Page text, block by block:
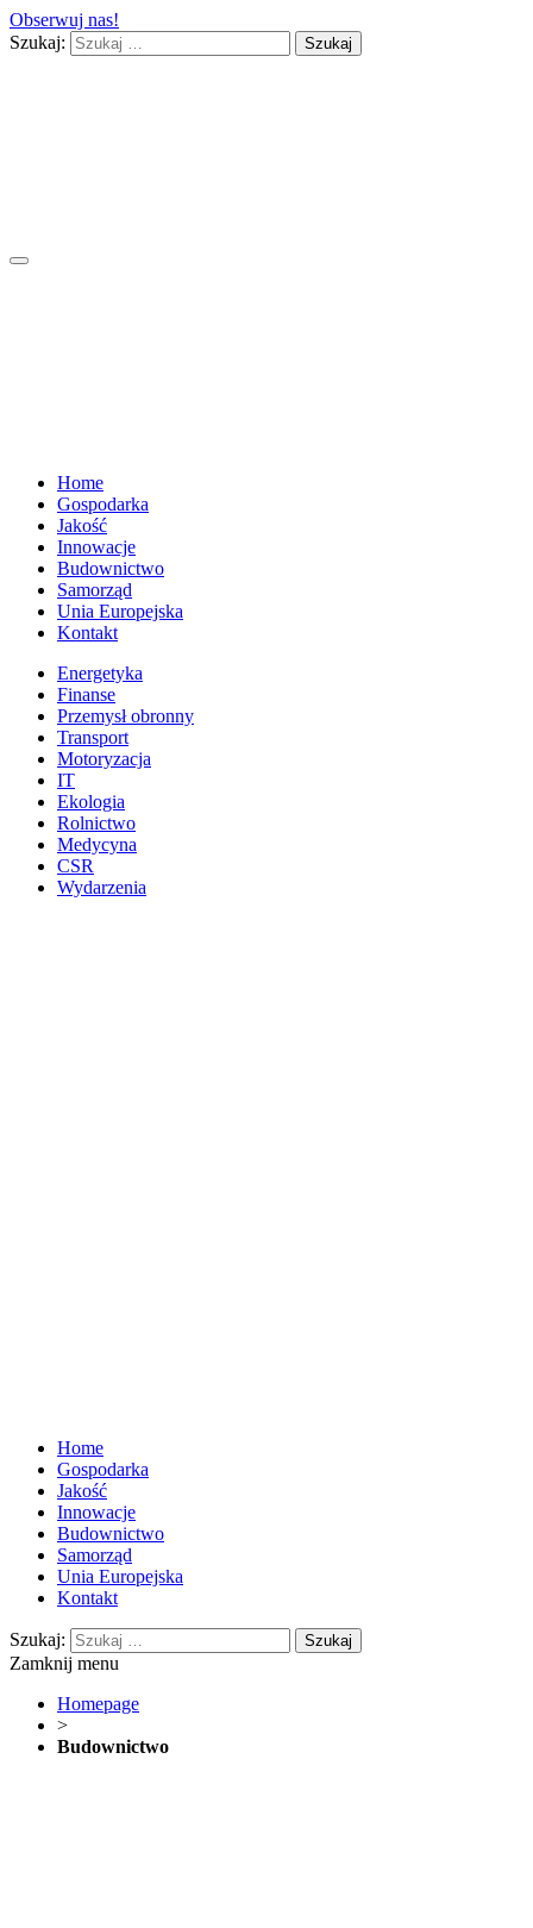
Obserwuj nas!
Szukaj:
Home
Gospodarka
Jakość
Innowacje
Budownictwo
Samorząd
Unia Europejska
Kontakt
Energetyka
Finanse
Przemysł obronny
Transport
Motoryzacja
IT
Ekologia
Rolnictwo
Medycyna
CSR
Wydarzenia
Home
Gospodarka
Jakość
Innowacje
Budownictwo
Samorząd
Unia Europejska
Kontakt
Szukaj:
Zamknij menu
Homepage
>
Budownictwo